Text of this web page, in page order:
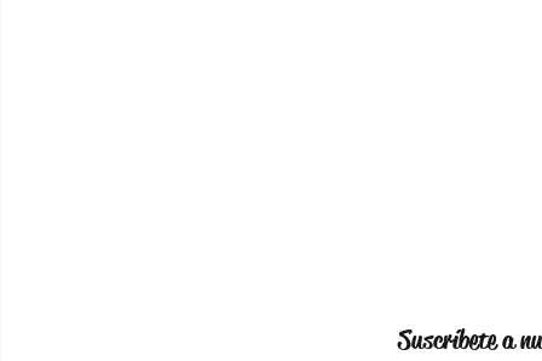
Suscríbete a